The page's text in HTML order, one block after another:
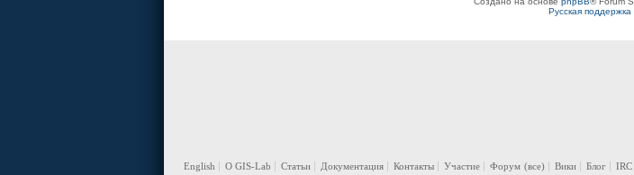
Русская поддержка
English О GIS-Lab Статьи Документация Контакты Участие Форум (все) Вики Блог IRC